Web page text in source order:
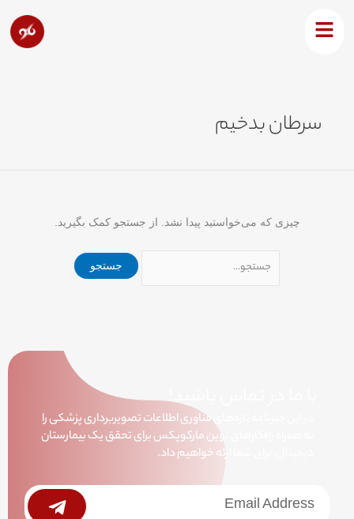
سرطان بدخیم
چیزی که می‌خواستید پیدا نشد. از جستجو کمک بگیرید.
با ما در تماس باشید!
در این خبرنامه تازه‌های فناوری اطلاعات تصویربرداری پزشکی را
به همراه راه‌کارهای نوین مارکوپکس برای تحقق یک بیمارستان
دیجیتال، برای شما ارئه خواهیم داد.
خبرنامه Submit